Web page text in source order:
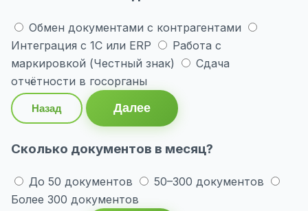
Обмен документами с контрагентами
Интеграция с 1С или ERP
Работа с
маркировкой (Честный знак)
Сдача
отчётности в госорганы
Назад Далее
Сколько документов в месяц?
До 50 документов
50–300 документов
Более 300 документов